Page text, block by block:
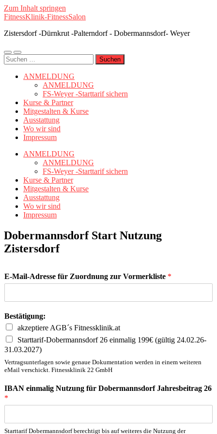
Zum Inhalt springen
FitnessKlinik-FitnessSalon
Zistersdorf -Dürnkrut -Palterndorf - Dobermannsdorf- Weyer
Mobile-
Menü
Suchfeld
ein-/ausblenden
Suchen
nach:
ANMELDUNG
ANMELDUNG
FS-Weyer -Starttarif sichern
Kurse & Partner
Mitgestalten & Kurse
Ausstattung
Wo wir sind
Impressum
ANMELDUNG
ANMELDUNG
FS-Weyer -Starttarif sichern
Kurse & Partner
Mitgestalten & Kurse
Ausstattung
Wo wir sind
Impressum
Dobermannsdorf Start Nutzung
Zistersdorf
E-Mail-Adresse für Zuordnung zur Vormerkliste *
Bestätigung:
akzeptiere AGB´s Fitnessklinik.at
Starttarif-Dobermannsdorf 26 einmalig 199€ (gültig 24.02.26-
31.03.2027)
Vertragsunterlagen sowie genaue Dokumentation werden in einem weiteren
eMail verschickt. Fitnessklinik 22 GmbH
IBAN einmalig Nutzung für Dobermannsdorf Jahresbeitrag 26
*
Starttarif Dobermannsdorf berechtigt bis auf weiteres die Nutzung der